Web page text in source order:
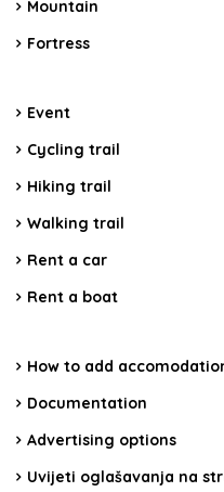
Mountain
Fortress
Event
Cycling trail
Hiking trail
Walking trail
Rent a car
Rent a boat
How to add
Documentation
Advertising options
Uvijeti oglašavanja na